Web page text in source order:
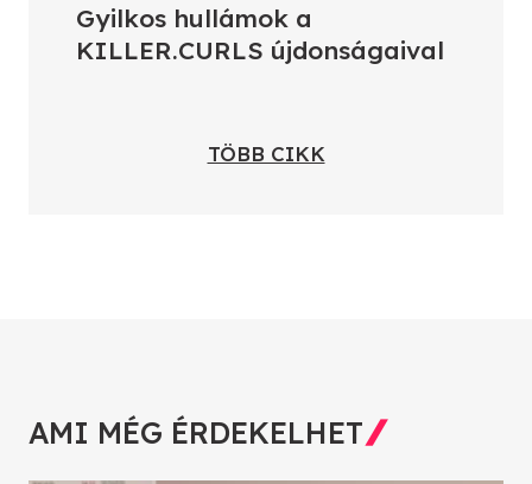
Gyilkos hullámok a
KILLER.CURLS újdonságaival
TÖBB CIKK
AMI MÉG ÉRDEKELHET